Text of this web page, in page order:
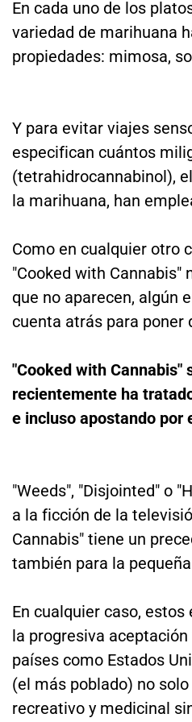
En cada uno de los
variedad de marihuana
propiedades: mimosa,
Y para evitar viajes
especifican cuántos
(tetrahidrocannabinol),
la marihuana, han
Como en cualquier otro
"Cooked with Cannabis"
que no aparecen, algún
cuenta atrás para poner
"Cooked with Cannabis"
recientemente ha
e incluso apostando por
"Weeds", "Disjointed" o
a la ficción de la
Cannabis" tiene un
también para la
En cualquier caso,
la progresiva
países como Estados
(el más poblado) no
recreativo y medicinal